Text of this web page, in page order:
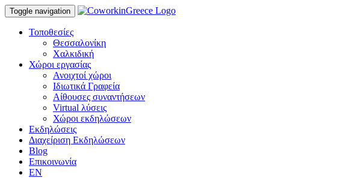
Toggle navigation
Τοποθεσίες
Θεσσαλονίκη
Χαλκιδική
Χώροι εργασίας
Ανοιχτοί χώροι
Ιδιωτικά Γραφεία
Αίθουσες συναντήσεων
Virtual λύσεις
Χώροι εκδηλώσεων
Εκδηλώσεις
Διαχείριση Εκδηλώσεων
Blog
Επικοινωνία
EN